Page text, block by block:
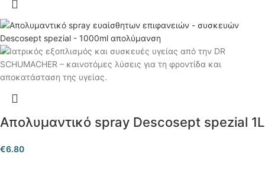
Απολυμαντικό spray Descosept spezial 1L
€6.80